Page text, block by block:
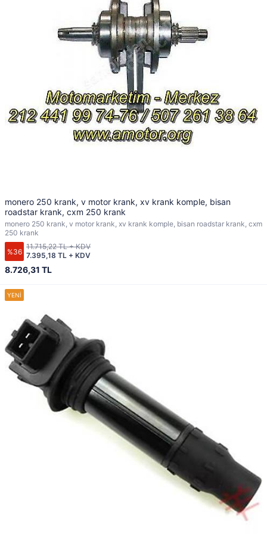
monero 250 krank, v motor krank, xv krank komple, bisan
roadstar krank, cxm 250 krank
monero 250 krank, v motor krank, xv krank komple, bisan roadstar krank, cxm
250 krank
%36
8.726,31 TL
7.395,18 TL + KDV
11.715,22 TL + KDV